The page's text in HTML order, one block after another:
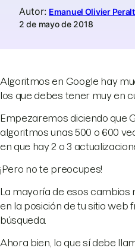
Autor: Emanuel Olivier
2 de mayo de 2018
Algoritmos en Google hay
los que debes tener muy en
Empezaremos diciendo que
algoritmos unas 500 o 600
en que hay 2 o 3
¡Pero no te preocupes!
La mayoría de esos
en la posición de tu sitio web
búsqueda.
Ahora bien, lo que sí debe